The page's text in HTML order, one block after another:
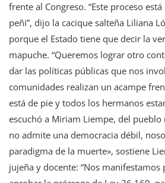
frente al Congreso. “Este proceso
peñi”, dijo la cacique salteña Liliana
porque el Estado tiene que decir la
mapuche. “Queremos lograr otro
dar las políticas públicas que nos
comunidades realizan un acampe
está de pie y todos los hermanos
escuchó a Miriam Liempe, del
no admite una democracia débil,
paradigma de la muerte», sostiene
jujeña y docente: “Nos